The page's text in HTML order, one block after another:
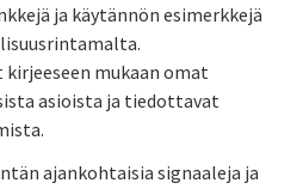
ja käytännön esimerkkejä
mukaan omat
asioista ja tiedottavat
ajankohtaisia signaaleja ja